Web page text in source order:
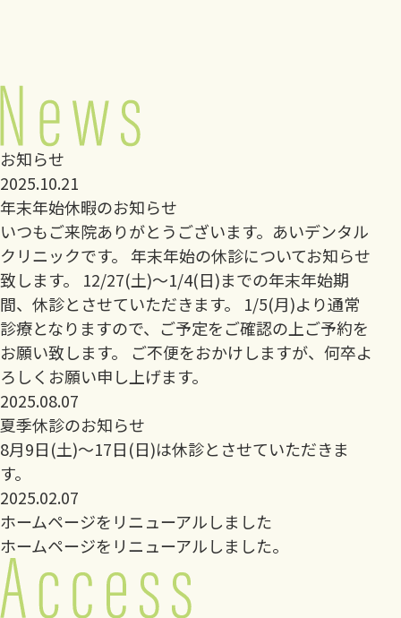
お知らせ
2025.10.21
年末年始休暇のお知らせ
いつもご来院ありがとうございます。あいデンタル
クリニックです。 年末年始の休診についてお知らせ
致します。 12/27(土)〜1/4(日)までの年末年始期
間、休診とさせていただきます。 1/5(月)より通常
診療となりますので、ご予定をご確認の上ご予約を
お願い致します。 ご不便をおかけしますが、何卒よ
ろしくお願い申し上げます。
2025.08.07
夏季休診のお知らせ
8月9日(土)～17日(日)は休診とさせていただきま
す。
2025.02.07
ホームページをリニューアルしました
ホームページをリニューアルしました。